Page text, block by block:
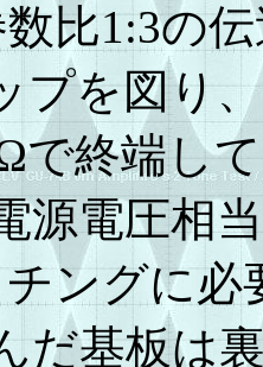
比1:3の
プを図り
で終端し
源電圧相
ングに必
だ基板は